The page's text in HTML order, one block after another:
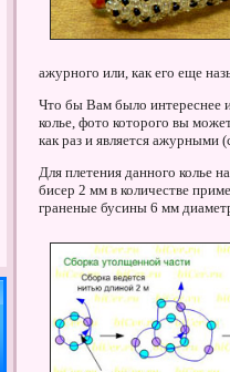
ажурного или, как его еще
Что бы Вам было интереснее
колье, фото которого вы
как раз и является ажурными
Для плетения данного колье
бисер 2 мм в количестве
граненые бусины 6 мм